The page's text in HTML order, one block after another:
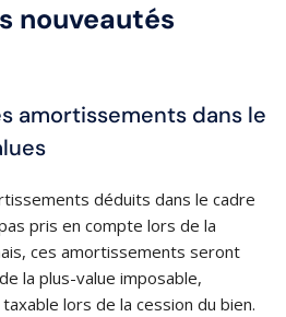
nouveautés
amortissements dans le
déduits dans le cadre
pris en compte lors de la
ces amortissements seront
la plus-value imposable,
lors de la cession du bien.